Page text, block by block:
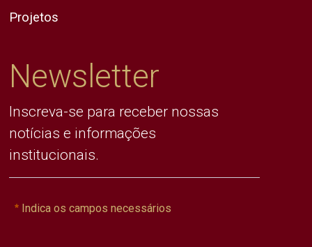
Projetos
Newsletter
Inscreva-se para receber nossas
notícias e informações
institucionais.
Indica os campos necessários